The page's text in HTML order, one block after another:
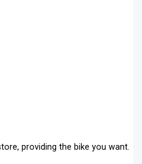
providing the bike you want.